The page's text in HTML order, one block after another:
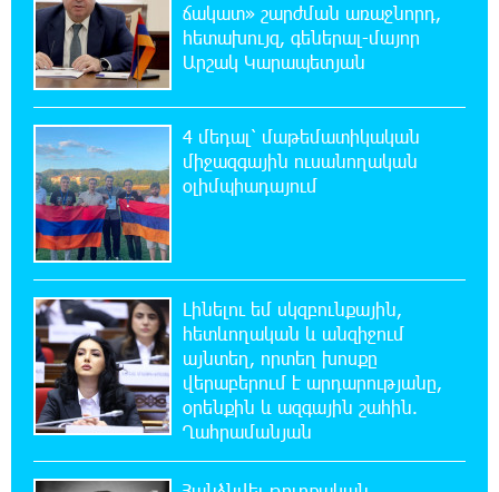
7:34:14 6-08-2026
Ինքնակամ կառույցները հաշվառելու
ընթացակարգում նոր փոփոխություններ
7:03:23 6-08-2026
Ընտրություններն ավարտվեցին,
իշխանություններին էլ ոչինչ չի
հետաքրքրու՞մ. «Փաստ»
Նոր պարտքեր են ներգրավում ճեղքերը
փակելու համար. «Փաստ»
6:01:15 6-08-2026
Անհավասարակշռության և նոր
կախվածության վտանգները. «Փաստ»
ճակատ» շարժման առաջնորդ,
հետախույզ, գեներալ-մայոր
Արշակ Կարապետյան
4 մեդալ՝ մաթեմատիկական
միջազգային ուսանողական
օլիմպիադայում
Լինելու եմ սկզբունքային,
հետևողական և անզիջում
այնտեղ, որտեղ խոսքը
վերաբերում է արդարությանը,
օրենքին և ազգային շահին.
Ղահրամանյան